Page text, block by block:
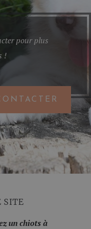
pour plus
!
SITE
un chiots à